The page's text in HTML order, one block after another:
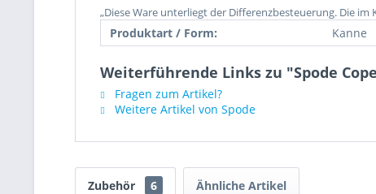
„Diese Ware unterliegt der Differenzbesteuerung. Die
Produktart / Form: Kanne
Weiterführende Links zu "Spode
Fragen zum Artikel?
Weitere Artikel von Spode
Zubehör 6 Ähnliche Artikel